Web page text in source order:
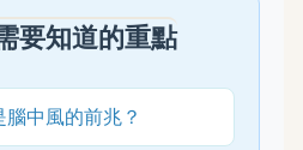
要知道的重點
中風的前兆？